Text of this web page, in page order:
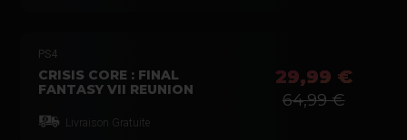
PS4
CRISIS CORE : FINAL
FANTASY VII REUNION
Livraison Gratuite
29,99 €
64,99 €